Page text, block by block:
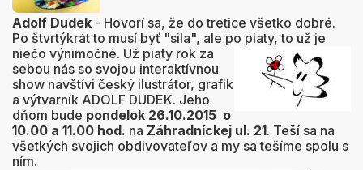
Adolf Dudek - Hovorí sa, že do tretice všetko dobré.
Po štvrtýkrát to musí byť "sila", ale po piaty,to už je
niečo výnimočné. Už piaty rok za
sebou nás so svojou interaktívnou
show navštívi český ilustrátor, grafik
a výtvarník ADOLF DUDEK. Jeho
dňom bude pondelok 26.10.2015 o
10.00 a 11.00 hod. na Záhradníckej ul. 21. Teší sa na
všetkých svojich obdivovateľov a my sa tešíme spolu s
ním.